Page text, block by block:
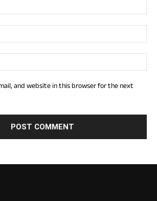
and website in this browser for the next